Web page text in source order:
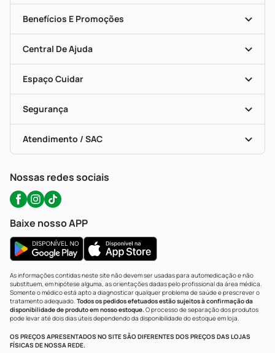
História
Nossas Lojas
Mapa De Categorias
Blog Da PP
Seja Uma Loja Parceira
Benefícios E Promoções
Clube PP
Convênios
Programa Popular Do Brasil
Encarte De Ofertas
Dermaclub
Descontos De Laboratório (PBM)
Cupons E Ofertas
Central De Ajuda
Entrega
Recompra Programada
Compras Com Receita
Alomed (tele-Entrega)
Formas De Pagamento
Troca E Devolução
Bulas De A A Z
Políticas De Marketplace
Espaço Cuidar
Vacinas
Serviços Farmacêuticos
Testes Rápidos
Autoteste Covid-19
Segurança
Certificado De Segurança
Portal Da Privacidade
Atendimento / SAC
WhatsApp (47) 9202-1687
Nossas redes sociais
Baixe nosso APP
As informações contidas neste site não devem ser usadas para automedicação e não
substituem, em hipótese alguma, as orientações dadas pelo profissional da área médica.
Somente o médico está apto a diagnosticar qualquer problema de saúde e prescrever o
tratamento adequado. Todos os pedidos efetuados estão sujeitos à confirmação da
disponibilidade de produto em nosso estoque.O processo de separação dos produtos
pode levar até dois dias úteis dependendo da disponibilidade do estoque em loja.
OS PREÇOS APRESENTADOS NO SITE SÃO DIFERENTES DOS PREÇOS DAS LOJAS
FÍSICAS DE NOSSA REDE.